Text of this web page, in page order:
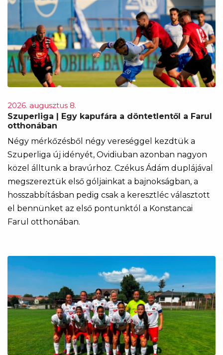
2026. augusztus 8.
Szuperliga | Egy kapufára a döntetlentől a Farul
otthonában
Négy mérkőzésből négy vereséggel kezdtük a
Szuperliga új idényét, Ovidiuban azonban nagyon
közel álltunk a bravúrhoz. Czékus Ádám duplájával
megszereztük első góljainkat a bajnokságban, a
hosszabbításban pedig csak a keresztléc választott
el bennünket az első pontunktól a Konstancai
Farul otthonában.